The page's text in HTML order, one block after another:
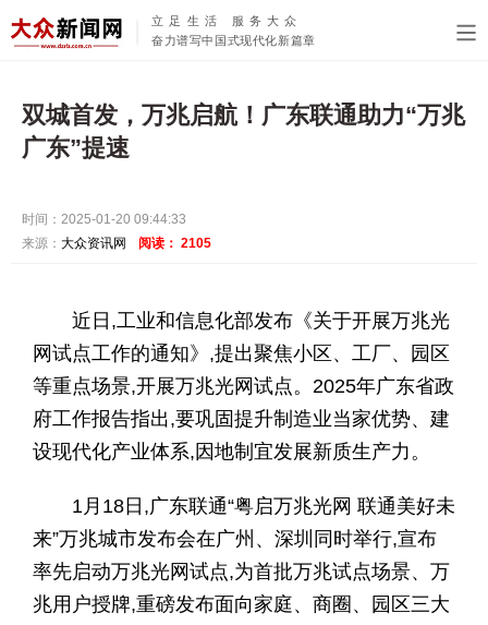
立足生活 服务大众
奋力谱写中国式现代化新篇章
双城首发，万兆启航！广东联通助力“万兆
广东”提速
时间：2025-01-20 09:44:33
来源： 大众资讯网 阅读： 2105
近日,工业和信息化部发布《关于开展万兆光
网试点工作的通知》,提出聚焦小区、工厂、园区
等重点场景,开展万兆光网试点。2025年广东省政
府工作报告指出,要巩固提升制造业当家优势、建
设现代化产业体系,因地制宜发展新质生产力。
1月18日,广东联通“粤启万兆光网 联通美好未
来”万兆城市发布会在广州、深圳同时举行,宣布
率先启动万兆光网试点,为首批万兆试点场景、万
兆用户授牌,重磅发布面向家庭、商圈、园区三大